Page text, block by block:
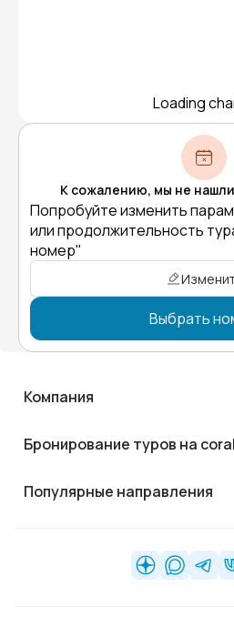
Loading
К сожалению, мы не
Попробуйте изменить
или продолжительность
номер"
Выбрать
Компания
Бронирование туров на
Популярные направления